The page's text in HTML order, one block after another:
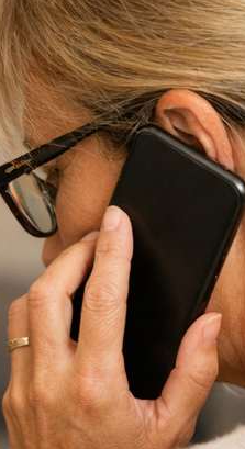
E-mail:
een
Beschrijf
online of bel
vrijblijvend
een